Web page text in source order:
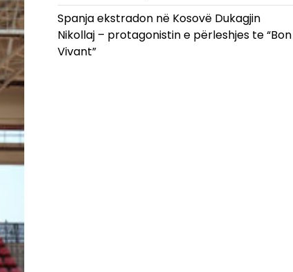
Spanja ekstradon në Kosovë Dukagjin
Nikollaj – protagonistin e përleshjes te “Bon
Vivant”